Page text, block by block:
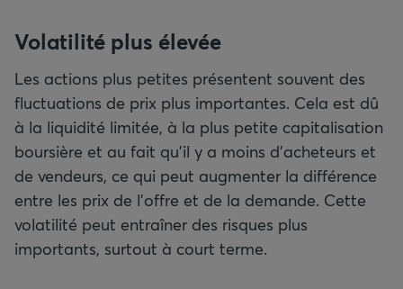
Volatilité plus élevée
Les actions plus petites présentent souvent des
fluctuations de prix plus importantes. Cela est dû
à la liquidité limitée, à la plus petite capitalisation
boursière et au fait qu’il y a moins d’acheteurs et
de vendeurs, ce qui peut augmenter la différence
entre les prix de l’offre et de la demande. Cette
volatilité peut entraîner des risques plus
importants, surtout à court terme.